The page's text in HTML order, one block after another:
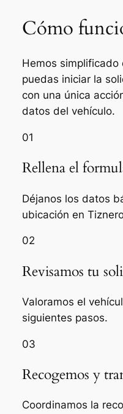
Cómo
Hemos simplificado
puedas iniciar la
con una única
datos del vehículo.
01
Rellena el
Déjanos los datos
ubicación en
02
Revisamos tu
Valoramos el
siguientes pasos.
03
Recogemos y
Coordinamos la